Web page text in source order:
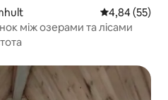
Середня
4,84 (55)
між озерами та лісами